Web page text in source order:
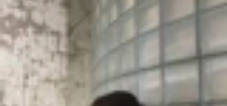
Trang chủ
Tin tức
App - Game
Tin Mới
Đánh Giá - Trên Tay
Khuyến
Thủ thuật Thông báoKhách
hàng - Sự kiện
Cách chơi đội hình Khổng Lồ Pháp